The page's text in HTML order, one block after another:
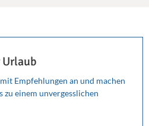
Empfehlungen an und machen
zu einem unvergesslichen